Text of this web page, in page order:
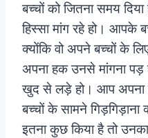
बच्चों को जितना समय
हिस्सा मांग रहे हो। आपके
क्योंकि वो अपने बच्चों के
अपना हक उनसे मांगना
खुद से लड़े हो। आप अपना
बच्चों के सामने
इतना कुछ किया है तो